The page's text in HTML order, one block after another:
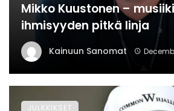
Mikko Kuustonen –
ihmisyyden pitkä linja
Kainuun Sanomat
JULKKIKSET